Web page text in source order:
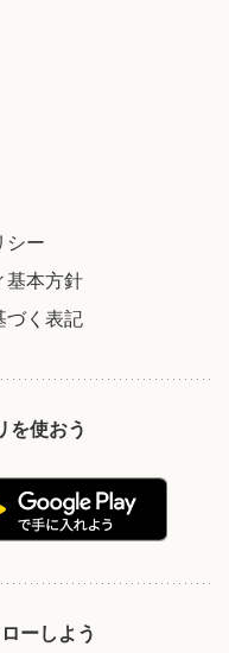
シー
基本方針
づく表記
を使おう
ーしよう